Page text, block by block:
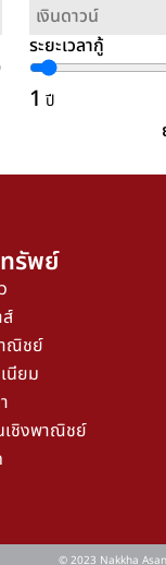
ระยะเวลากู้
1 ปี
รัพย์
ส์
ณิชย์
นียม
ชิงพาณิชย์
© 2023 Nakkha